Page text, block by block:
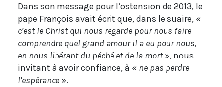
Dans son message pour l’ostension de 2013, le
pape François avait écrit que, dans le suaire, «
c’est le Christ qui nous regarde pour nous faire
comprendre quel grand amour il a eu pour nous,
en nous libérant du péché et de la mort», nous
invitant à avoir confiance, à « ne pas perdre
l’espérance ».